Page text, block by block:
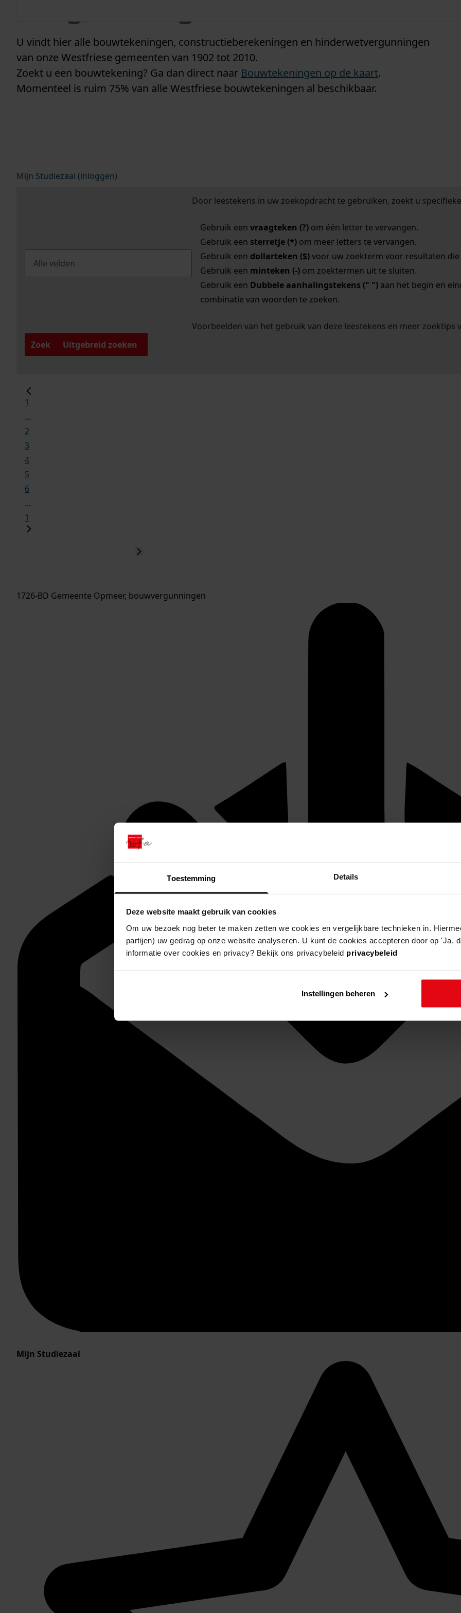
Toestemming Details
Deze website maakt gebruik van cookies
Om uw bezoek nog beter te maken zetten we cookies en vergelijkbare technieken in.
partijen) uw gedrag op onze website analyseren. U kunt de cookies accepteren door op 'Ja,
informatie over cookies en privacy? Bekijk ons privacybeleid privacybeleid
Instellingen beheren
U vindt hier alle bouwtekeningen, constructieberekeningen en hinderwetvergunningen
van onze Westfriese gemeenten van 1902 tot 2010.
Zoekt u een bouwtekening? Ga dan direct naar Bouwtekeningen op de kaart.
Momenteel is ruim 75% van alle Westfriese bouwtekeningen al beschikbaar.
Mijn Studiezaal (inloggen)
Door leestekens in uw zoekopdracht te gebruiken, zoekt u
Gebruik een vraagteken (?)om één letter te vervangen.
Gebruik een sterretje (*)om meer letters te vervangen.
Gebruik een dollarteken ($)voor uw zoekterm voor resultaten die
Gebruik een minteken (-)om zoektermen uit te sluiten.
Gebruik een Dubbele aanhalingstekens (" ")aan het begin en
combinatie van woorden te zoeken.
Voorbeelden van het gebruik van deze leestekens en meer zoektips
Zoek
Uitgebreid zoeken
1
...
2
3
4
5
6
...
1
1726-BD Gemeente Opmeer, bouwvergunningen
Mijn Studiezaal